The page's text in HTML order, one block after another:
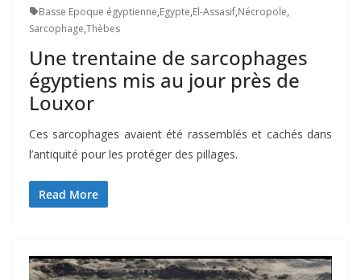
Basse Epoque égyptienne,Egypte,El-Assasif,Nécropole,
Sarcophage,Thèbes
Une trentaine de sarcophages
égyptiens mis au jour près de
Louxor
Ces sarcophages avaient été rassemblés et cachés dans
l’antiquité pour les protéger des pillages.
Read More